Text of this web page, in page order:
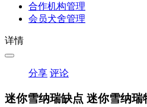
合作机构管理
会员犬舍管理
详情
分享 评论
迷你雪纳瑞缺点 迷你雪纳瑞